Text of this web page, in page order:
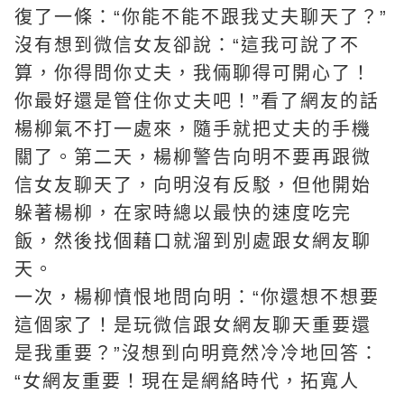
復了一條：“你能不能不跟我丈夫聊天了？”
沒有想到微信女友卻說：“這我可說了不
算，你得問你丈夫，我倆聊得可開心了！
你最好還是管住你丈夫吧！”看了網友的話
楊柳氣不打一處來，隨手就把丈夫的手機
關了。第二天，楊柳警告向明不要再跟微
信女友聊天了，向明沒有反駁，但他開始
躲著楊柳，在家時總以最快的速度吃完
飯，然後找個藉口就溜到別處跟女網友聊
天。
一次，楊柳憤恨地問向明：“你還想不想要
這個家了！是玩微信跟女網友聊天重要還
是我重要？”沒想到向明竟然冷冷地回答：
“女網友重要！現在是網絡時代，拓寬人